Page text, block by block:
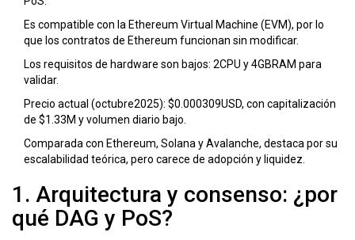
Es compatible con la Ethereum Virtual Machine (EVM), por lo
que los contratos de Ethereum funcionan sin modificar.
Los requisitos de hardware son bajos: 2CPU y 4GBRAM para
validar.
Precio actual (octubre2025): $0.000309USD, con capitalización
de $1.33M y volumen diario bajo.
Comparada con Ethereum, Solana y Avalanche, destaca por su
escalabilidad teórica, pero carece de adopción y liquidez.
1. Arquitectura y consenso: ¿por
qué DAG y PoS?